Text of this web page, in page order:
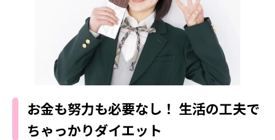
トレンドメイク
ベストコスメ
ヘアアレンジ・ヘアケア
スキンケア
ボディケア
スクールニュース
制服コーデ
学校ヘアメイク
勉強・受験・進路
ENTERTAINMENT
エンタメニュース
なにわ男子
K-POP
LIFESTYLE
ライフスタイルニュース
JKランキング・アワード
モデルの購入品
おでかけ
JK TREND
MODELS
MODEL'S BLOG
お金も努力も必要なし！ 生活の工夫で
ちゃっかりダイエット